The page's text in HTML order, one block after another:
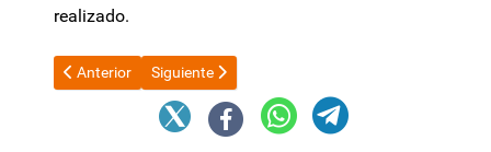
realizado.
Artículo anterior: Saadi disparó contra los libertarios: “Están
Anterior Artículo siguiente: Milei confirmó su participación
Siguiente